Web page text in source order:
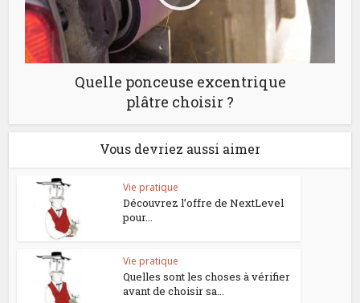
Quelle ponceuse excentrique
plâtre choisir ?
Vous devriez aussi aimer
Vie pratique
Découvrez l’offre de NextLevel
pour...
Vie pratique
Quelles sont les choses à vérifier
avant de choisir sa...